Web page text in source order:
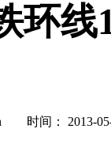
环
时间：